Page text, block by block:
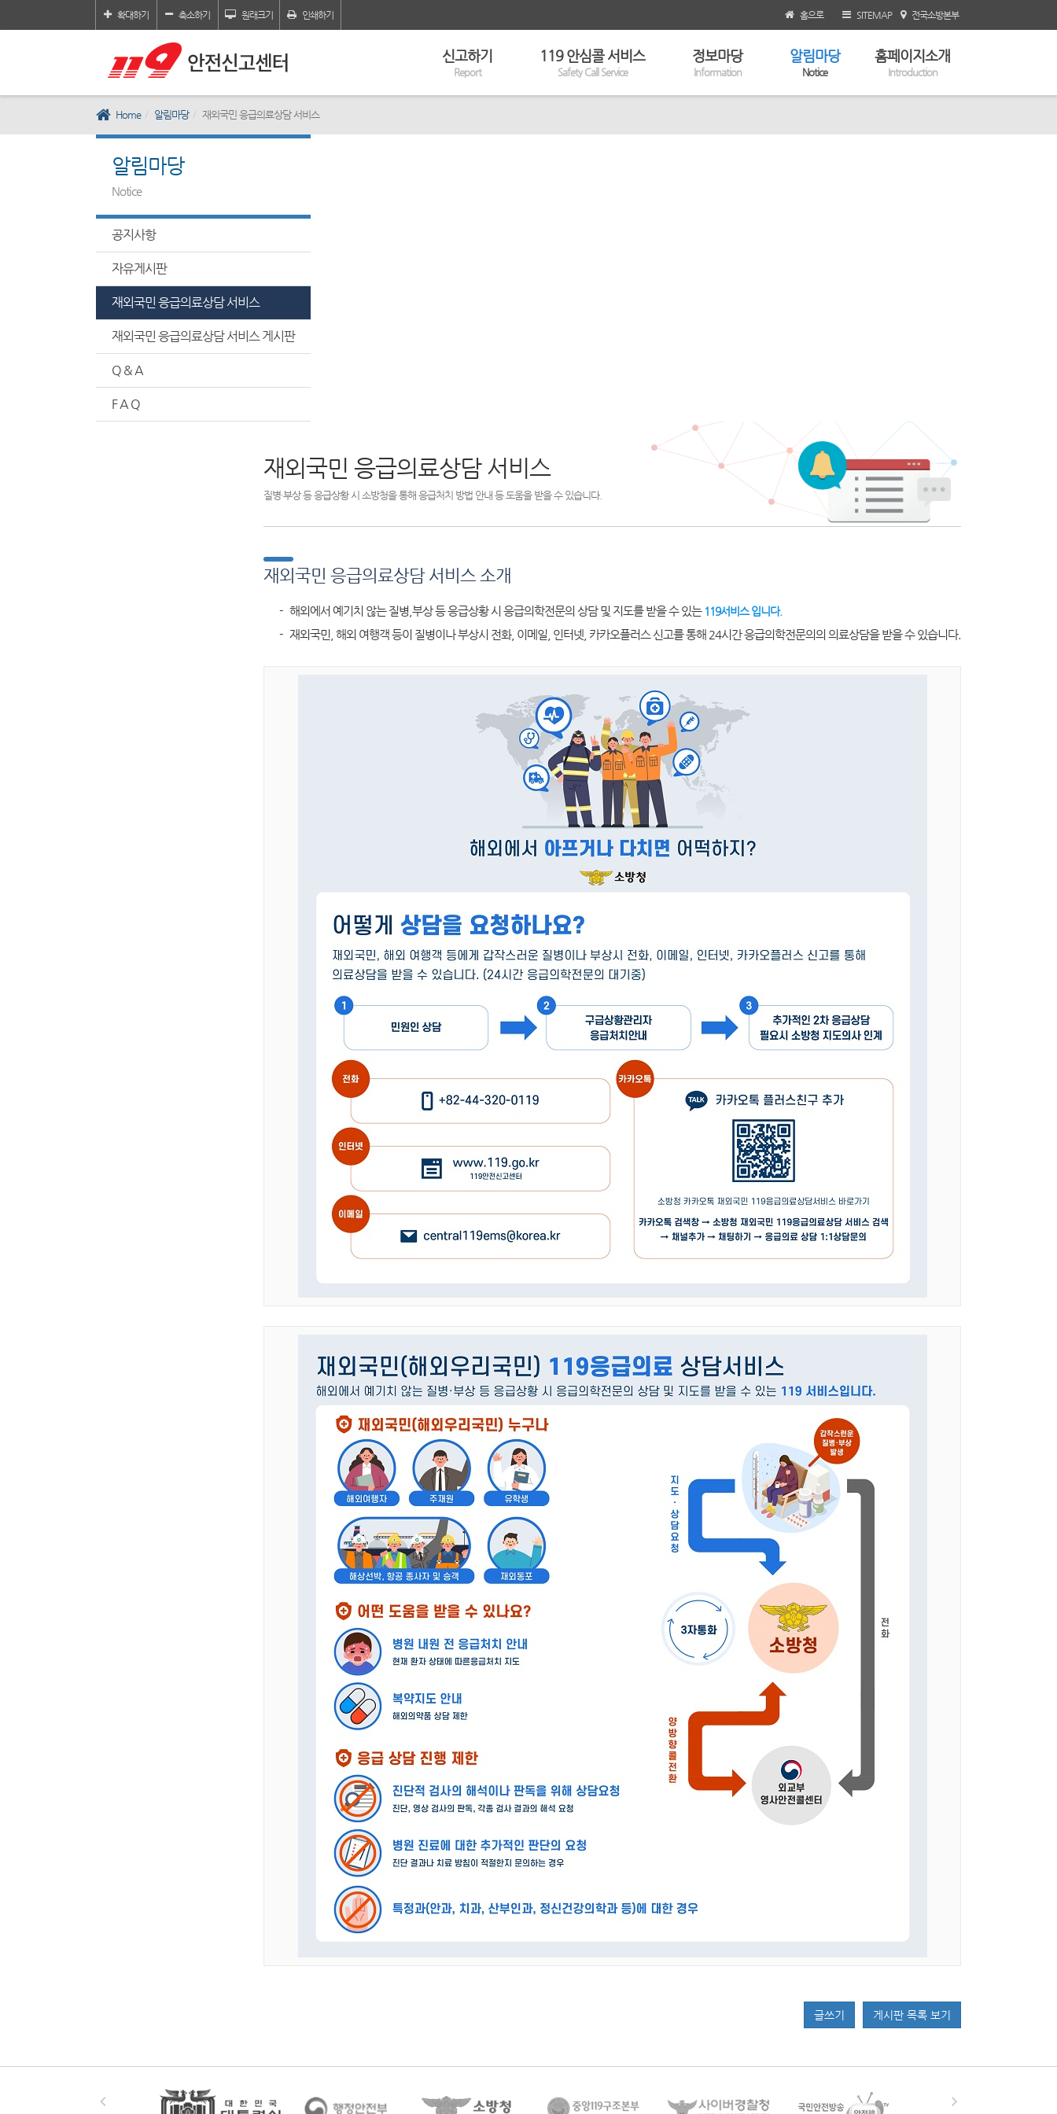
확대하기 축소하기 원래크기 인쇄하기 홈으로 SITEMAP 전국소방본부
신고하기
Report
119 안심콜 서비스
Safety Call Service
정보마당
Information
알림마당
Notice
홈페이지소개
Introduction
Home 알림마당 재외국민 응급의료상담 서비스
알림마당
Notice
공지사항
자유게시판
재외국민 응급의료상담 서비스
재외국민 응급의료상담 서비스 게시판
Q & A
F A Q
재외국민 응급의료상담 서비스
질병·부상 등 응급상황 시 소방청을 통해 응급처치 방법 안내 등 도움을 받을 수 있습니다.
재외국민 응급의료상담 서비스 소개
- 해외에서 예기치 않는 질병,부상 등 응급상황 시 응급의학전문의 상담 및 지도를 받을 수 있는 119서비스 입니다.
- 재외국민, 해외 여행객 등이 질병이나 부상시 전화, 이메일, 인터넷, 카카오플러스 신고를 통해 24시간 응급의학전문의의 의료상담을 받을 수 있습니다.
글쓰기 게시판 목록 보기